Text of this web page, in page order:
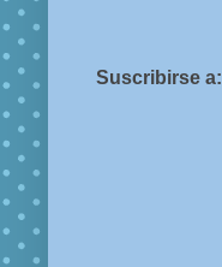
Suscribirse a: